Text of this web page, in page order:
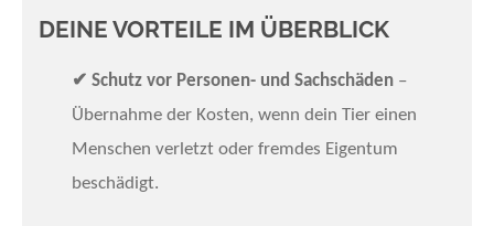
DEINE VORTEILE IM ÜBERBLICK
✔ Schutz vor Personen- und Sachschäden –
Übernahme der Kosten, wenn dein Tier einen
Menschen verletzt oder fremdes Eigentum
beschädigt.